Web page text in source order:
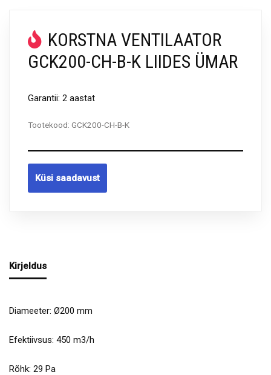
KORSTNA VENTILAATOR
GCK200-CH-B-K LIIDES ÜMAR
Garantii: 2 aastat
Tootekood: GCK200-CH-B-K
Küsi saadavust
Kirjeldus
Diameeter: Ø200 mm
Efektiivsus: 450 m3/h
Rõhk: 29 Pa